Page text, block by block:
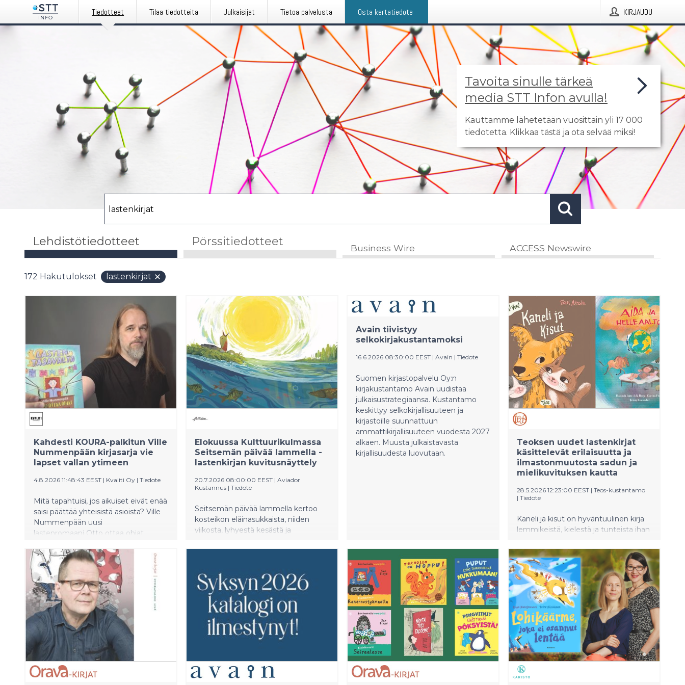
Tiedotteet Tilaa tiedotteita Julkaisijat Tietoa palvelusta Osta kertatiedote KIRJAUDU
Tavoita sinulle tärkeä
media STT Infon avulla!
Kauttamme lähetetään vuosittain yli 17 000
tiedotetta. Klikkaa tästä ja ota selvää miksi!
Lehdistötiedotteet Pörssitiedotteet Business Wire ACCESS Newswire
172 Hakutulokset lastenkirjat
Kahdesti KOURA-palkitun Ville
Nummenpään kirjasarja vie
lapset vallan ytimeen
4.8.2026 11:48:43 EEST | Kvaliti Oy | Tiedote
Mitä tapahtuisi, jos aikuiset eivät enää
saisi päättää yhteisistä asioista? Ville
Nummenpään uusi
lastenromaani Otto ottaa ohjat
kirjasarjan, jossa Suomen kohtalo on
lasten käsissä.
Elokuussa Kulttuurikulmassa
Seitsemän päivää lammella -
lastenkirjan kuvitusnäyttely
20.7.2026 08:00:00 EEST | Aviador
Kustannus | Tiedote
Seitsemän päivää lammella kertoo
kosteikon eläinasukkaista, niiden
viikosta, lyhyestä kesästä ja
kutsuu nauttimaan luonnon
ravitsee kaikenikäisten lukijoiden
mielikuvitusta. Tuula Sipilä on
helsinkiläinen runoilija ja taiteilija, joka
on julkaissut runokokoelmia ja
lastenkirjoja. Hän on koulutukseltaan
filosofian maisteri ja kirjoittaa
asiatekstejä työssään viestinnän
ja sarjakuvapiirtäjä. Hän on
valmistunut ammattitaiteilijaksi
Avain tiivistyy
selkokirjakustantamoksi
16.6.2026 08:30:00 EEST | Avain | Tiedote
Suomen kirjastopalvelu Oy:n
kirjakustantamo Avain uudistaa
julkaisustrategiaansa. Kustantamo
keskittyy selkokirjallisuuteen ja
kirjastoille suunnattuun
ammattikirjallisuuteen vuodesta 2027
alkaen. Muusta julkaistavasta
kirjallisuudesta luovutaan.
Teoksen uudet lastenkirjat
käsittelevät erilaisuutta ja
ilmastonmuutosta sadun ja
mielikuvituksen kautta
28.5.2026 12:23:00 EEST | Teos-kustantamo
| Tiedote
Kaneli ja kisut on hyväntuulinen kirja
lemmikeistä, kielestä ja tunteista ihan
lähestymään vaikeita kysymyksiä
lempeän kuvituksen ja fantasian
avustamana.